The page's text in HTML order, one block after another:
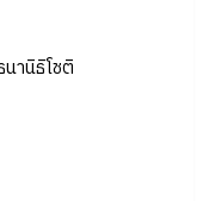
านิธิโชติ